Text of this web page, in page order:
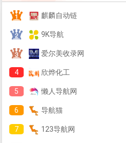
麒麟自动链
9K导航
爱尔美收录网
4 欣烨化工
5 懒人导航网
6 导航猫
7 123导航网